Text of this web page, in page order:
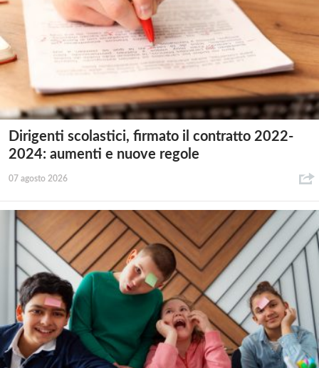
Dirigenti scolastici, firmato il contratto 2022-
2024: aumenti e nuove regole
07 agosto 2026